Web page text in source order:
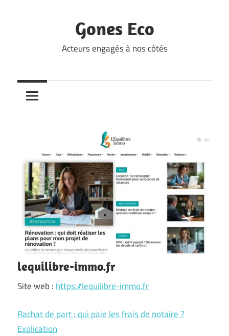
Gones Eco
Acteurs engagés à nos côtés
lequilibre-immo.fr
Site web : https://lequilibre-immo.fr
Rachat de part : qui paie les frais de notaire ?
Explication